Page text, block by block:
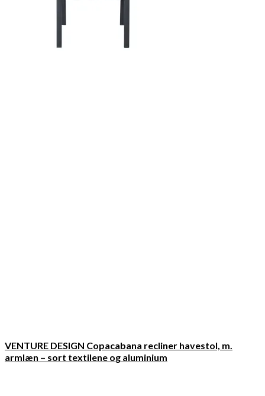
VENTURE DESIGN Copacabana recliner havestol, m.
armlæn – sort textilene og aluminium